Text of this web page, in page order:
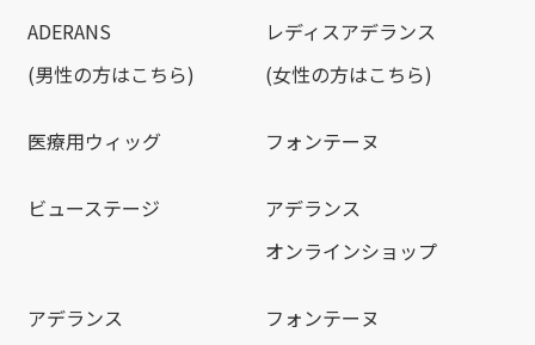
ADERANS
(男性の方はこちら)
レディスアデランス
(女性の方はこちら)
医療用ウィッグ フォンテーヌ
ビューステージ
アデランス
オンラインショップ
アデランス
フォンテーヌ